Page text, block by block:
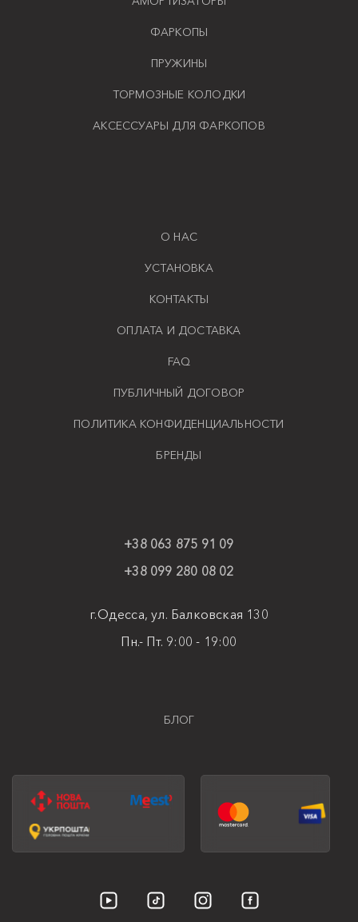
ФАРКОПЫ
ПРУЖИНЫ
ТОРМОЗНЫЕ КОЛОДКИ
АКСЕССУАРЫ ДЛЯ ФАРКОПОВ
О НАС
УСТАНОВКА
КОНТАКТЫ
ОПЛАТА И ДОСТАВКА
FAQ
ПУБЛИЧНЫЙ ДОГОВОР
ПОЛИТИКА КОНФИДЕНЦИАЛЬНОСТИ
БРЕНДЫ
+38 063 875 91 09
+38 099 280 08 02
г.Одесса, ул. Балковская 130
Пн.- Пт. 9:00 - 19:00
БЛОГ